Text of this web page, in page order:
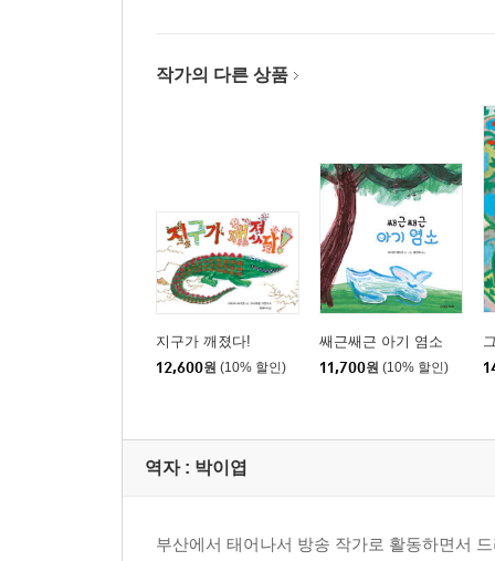
작가의 다른 상품
지구가 깨졌다!
12,600원 (10% 할인)
쌔근쌔근 아기 염소
11,700원 (10% 할인)
역자 : 박이엽
부산에서 태어나서 방송 작가로 활동하면서